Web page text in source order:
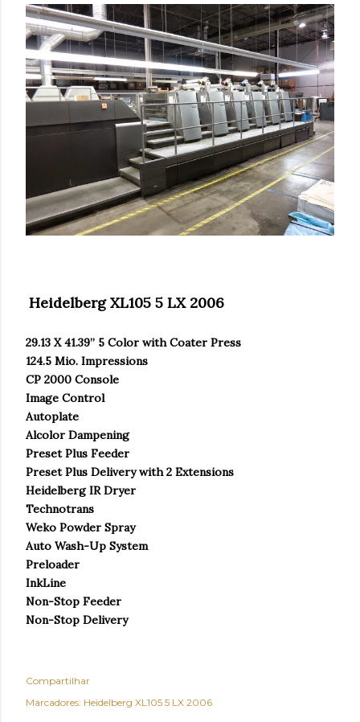
Heidelberg XL105 5 LX 2006
29.13 X 41.39” 5 Color with Coater Press
124.5 Mio. Impressions
CP 2000 Console
Image Control
Autoplate
Alcolor Dampening
Preset Plus Feeder
Preset Plus Delivery with 2 Extensions
Heidelberg IR Dryer
Technotrans
Weko Powder Spray
Auto Wash-Up System
Preloader
InkLine
Non-Stop Feeder
Non-Stop Delivery
Compartilhar
Marcadores: Heidelberg XL105 5 LX 2006